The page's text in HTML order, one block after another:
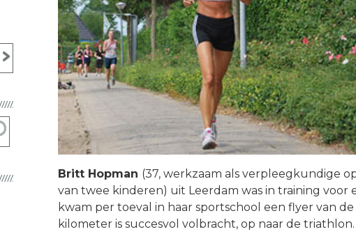
Britt Hopman (37, werkzaam als verpleegkundige
van twee kinderen) uit Leerdam was in training
kwam per toeval in haar sportschool een flyer van
kilometer is succesvol volbracht, op naar de triathlon.